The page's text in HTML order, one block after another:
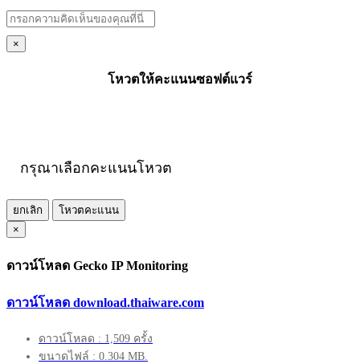
×
โหวตให้คะแนนซอฟต์แวร์
กรุณาเลือกคะแนนโหวต
ยกเลิก
โหวตคะแนน
×
ดาวน์โหลด Gecko IP Monitoring
ดาวน์โหลด download.thaiware.com
ดาวน์โหลด : 1,509 ครั้ง
ขนาดไฟล์ : 0.304 MB.